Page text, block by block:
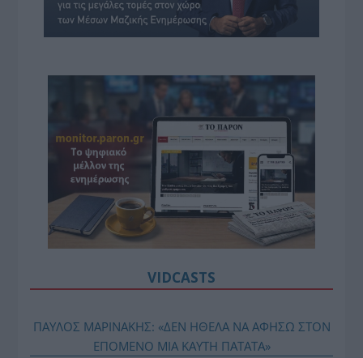
VIDCASTS
ΠΑΥΛΟΣ ΜΑΡΙΝΑΚΗΣ: «ΔΕΝ ΗΘΕΛΑ ΝΑ ΑΦΗΣΩ ΣΤΟΝ
ΕΠΟΜΕΝΟ ΜΙΑ ΚΑΥΤΗ ΠΑΤΑΤΑ»